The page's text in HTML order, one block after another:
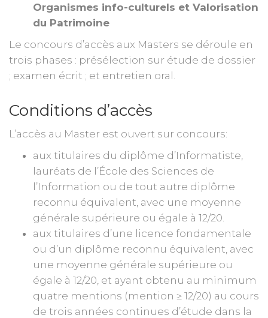
Organismes info-culturels et Valorisation
du Patrimoine
Le concours d’accès aux Masters se déroule en
trois phases : présélection sur étude de dossier
; examen écrit ; et entretien oral.
Conditions d’accès
L’accès au Master est ouvert sur concours:
aux titulaires du diplôme d’Informatiste,
lauréats de l’École des Sciences de
l’Information ou de tout autre diplôme
reconnu équivalent, avec une moyenne
générale supérieure ou égale à 12/20.
aux titulaires d’une licence fondamentale
ou d’un diplôme reconnu équivalent, avec
une moyenne générale supérieure ou
égale à 12/20, et ayant obtenu au minimum
quatre mentions (mention ≥ 12/20) au cours
de trois années continues d’étude dans la